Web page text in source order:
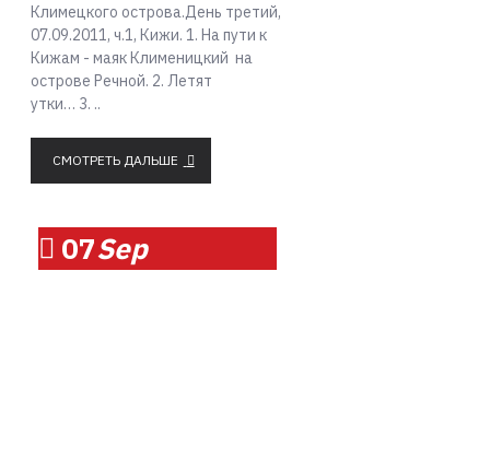
Климецкого острова.День третий,
07.09.2011, ч.1, Кижи. 1. На пути к
Кижам - маяк Клименицкий на
острове Речной. 2. Летят
утки… 3. ..
СМОТРЕТЬ ДАЛЬШЕ
07Sep